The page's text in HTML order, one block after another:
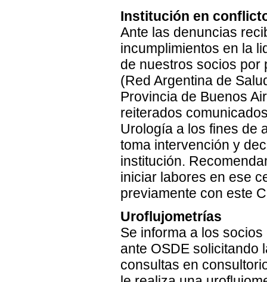
Institución en
Ante las denuncias
incumplimientos en la
de nuestros socios por
(Red Argentina de
Provincia de Buenos
reiterados
Urología a los fines de
toma intervención y
institución.
iniciar labores en ese
previamente con este
Uroflujometrías
Se informa a los
ante OSDE solicitando
consultas en